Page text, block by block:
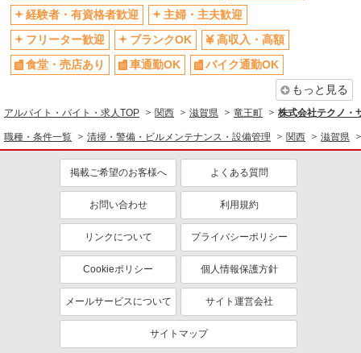
経験者・有資格者歓迎
主婦・主夫歓迎
フリーター歓迎
ブランクOK
高収入・高額
食堂・売店あり
車通勤OK
バイク通勤OK
もっと見る
アルバイト・バイト・求人TOP 関西 滋賀県 竜王町 株式会社テクノ・
職種・条件一覧 清掃・警備・ビルメンテナンス・設備管理 関西 滋賀県
掲載ご希望のお客様へ よくある質問
お問い合わせ 利用規約
リンクについて プライバシーポリシー
Cookieポリシー 個人情報保護方針
メールサービスについて サイト運営会社
サイトマップ